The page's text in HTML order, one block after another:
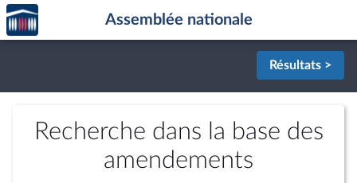
Aller au contenu
Aller en bas de la page
Accèder
à la
page
Assemblée nationale
Résultats >
Recherche dans la base des
amendements